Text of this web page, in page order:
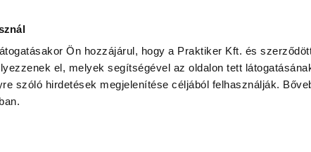
Ön hozzájárul, hogy a Praktiker Kft. és
el, melyek segítségével az oldalon tett
szóló hirdetések megjelenítése céljából felhasználják.